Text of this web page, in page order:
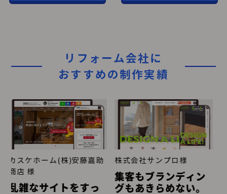
リフォーム会社に
おすすめの制作実績
助
株式会社サンプロ様
集客もブランディン
グもあきらめない。
株式会社カスケホーム/カ
スケビズワークス 様
31名〜